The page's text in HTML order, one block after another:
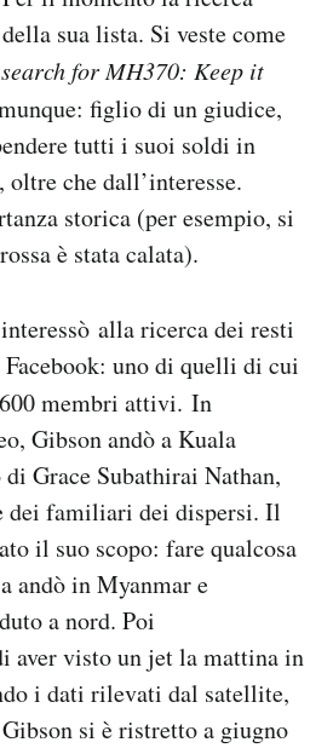
sua lista. Si veste come
for MH370: Keep it
figlio di un giudice,
tutti i suoi soldi in
che dall’interesse.
storica (per esempio, si
è stata calata).
alla ricerca dei resti
uno di quelli di cui
membri attivi. In
Gibson andò a Kuala
Grace Subathirai Nathan,
dei familiari dei dispersi. Il
il suo scopo: fare qualcosa
andò in Myanmar e
a nord. Poi
aver visto un jet la mattina in
i dati rilevati dal satellite,
si è ristretto a giugno